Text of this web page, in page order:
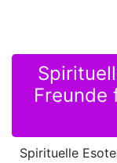
Freunde
Spirituelle